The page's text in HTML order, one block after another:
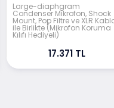
Large-diaphgram
Condenser Mikrofon, Shock
Mount, Pop Filtre ve XLR
ile Birlikte (Mikrofon Koruma
Kılıfı Hediyeli)
17.371 TL